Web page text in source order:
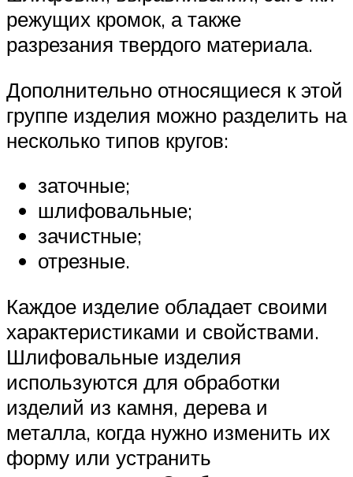
режущих кромок, а также
разрезания твердого материала.
Дополнительно относящиеся к этой
группе изделия можно разделить на
несколько типов кругов:
заточные;
шлифовальные;
зачистные;
отрезные.
Каждое изделие обладает своими
характеристиками и свойствами.
Шлифовальные изделия
используются для обработки
изделий из камня, дерева и
металла, когда нужно изменить их
форму или устранить